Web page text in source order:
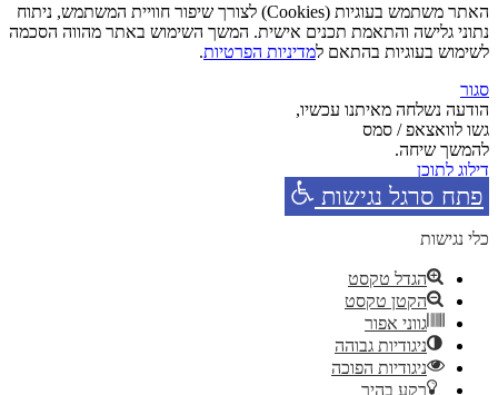
האתר משתמש בעוגיות (Cookies) לצורך שיפור חוויית המשתמש, ניתוח
נתוני גלישה והתאמת תכנים אישית. המשך השימוש באתר מהווה הסכמה
לשימוש בעוגיות בהתאם למדיניות הפרטיות.
סגור
הודעה נשלחה מאיתנו עכשיו,
גשו לוואצאפ / סמס
להמשך שיחה.
דילוג לתוכן
פתח סרגל נגישות
כלי נגישות
הגדל טקסט
הקטן טקסט
גווני אפור
ניגודיות גבוהה
ניגודיות הפוכה
רקע בהיר